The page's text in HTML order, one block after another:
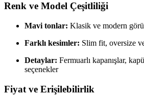
Renk ve Model Çeşitliliği
Mavi tonlar: Klasik ve modern
Farklı kesimler: Slim fit, oversize
Detaylar: Fermuarlı kapanışlar,
seçenekler
Fiyat ve Erişilebilirlik